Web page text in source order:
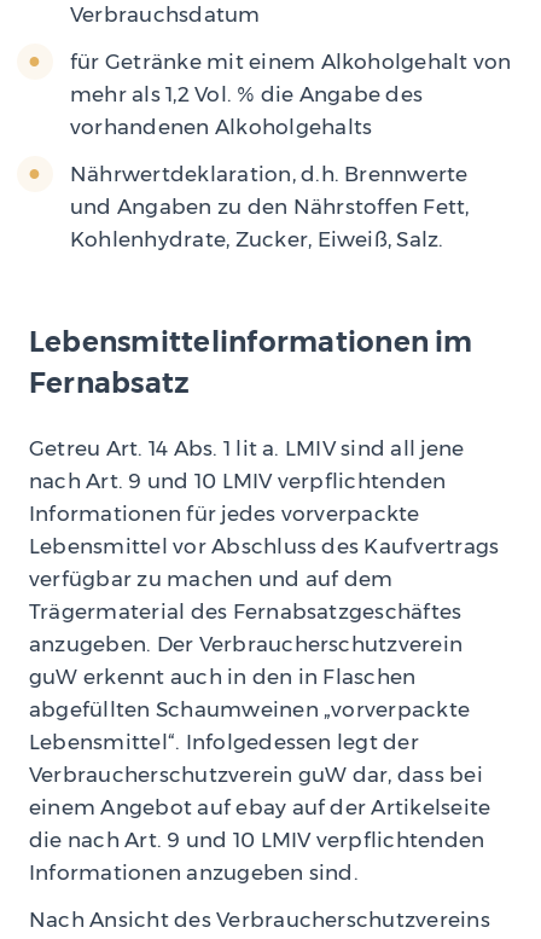
Verbrauchsdatum
für Getränke mit einem Alkoholgehalt von
mehr als 1,2 Vol. % die Angabe des
vorhandenen Alkoholgehalts
Nährwertdeklaration, d.h. Brennwerte
und Angaben zu den Nährstoffen Fett,
Kohlenhydrate, Zucker, Eiweiß, Salz.
Lebensmittelinformationen im
Fernabsatz
Getreu Art. 14 Abs. 1 lit a. LMIV sind all jene
nach Art. 9 und 10 LMIV verpflichtenden
Informationen für jedes vorverpackte
Lebensmittel vor Abschluss des Kaufvertrags
verfügbar zu machen und auf dem
Trägermaterial des Fernabsatzgeschäftes
anzugeben. Der Verbraucherschutzverein
guW erkennt auch in den in Flaschen
abgefüllten Schaumweinen „vorverpackte
Lebensmittel“. Infolgedessen legt der
Verbraucherschutzverein guW dar, dass bei
einem Angebot auf ebay auf der Artikelseite
die nach Art. 9 und 10 LMIV verpflichtenden
Informationen anzugeben sind.
Nach Ansicht des Verbraucherschutzvereins